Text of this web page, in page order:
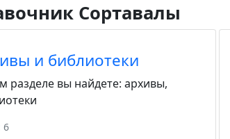
Сортавалы
и библиотеки
разделе вы найдете: архивы,
6